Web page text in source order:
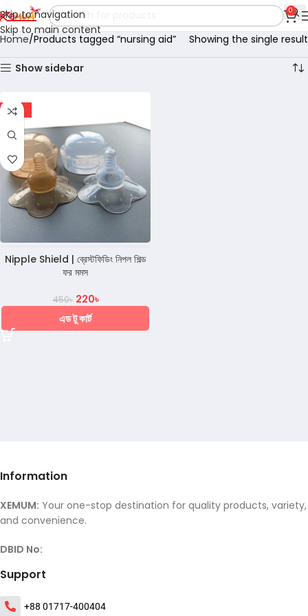
Skip to navigation
Skip to main content
0
Home Products tagged “nursing aid” Showing the single result
Show sidebar
-51%
Nipple Shield | ব্রেস্টফিডিং নিপল শিল্ড
ফর মমস
450৳ 220৳
এড টু কার্ট
Information
XEMUM: Your one-stop destination for quality products, variety,
and convenience.
DBID No:
Support
+88 01717-400404